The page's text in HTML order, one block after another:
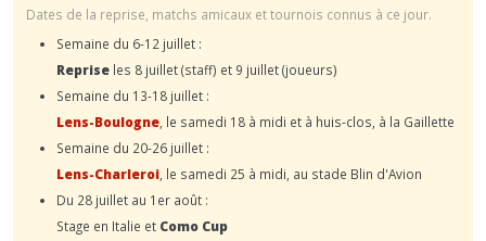
Dates de la reprise, matchs amicaux et tournois connus à ce jour.
Semaine du 6-12 juillet :
Reprise les 8 juillet (staff) et 9 juillet (joueurs)
Semaine du 13-18 juillet :
Lens-Boulogne , le samedi 18 à midi et à huis-clos, à la Gaillette
Semaine du 20-26 juillet :
Lens-Charleroi , le samedi 25 à midi, au stade Blin d'Avion
Du 28 juillet au 1er août :
Stage en Italie et Como Cup